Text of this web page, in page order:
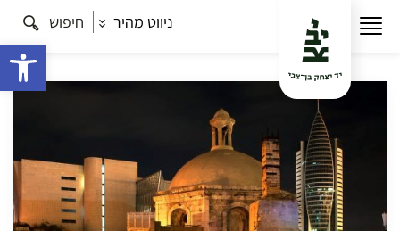
ניווט מהיר חיפוש זוהי חיפה
לאורך הים: סיור מבת